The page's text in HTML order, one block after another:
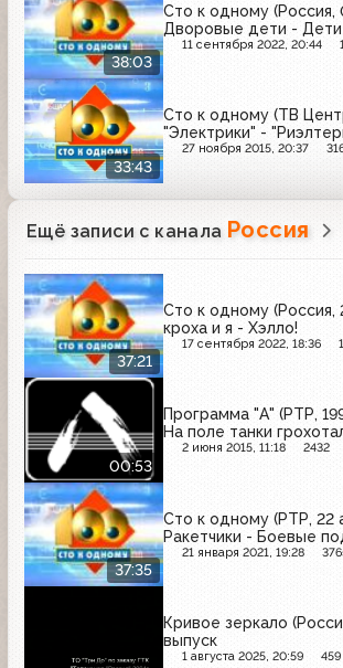
38:03
Сто к одному (Россия,
Дворовые дети - Дети
11 сентября 2022, 20:44
33:43
Сто к одному (ТВ
"Электрики" -
27 ноября 2015, 20:37
Ещё записи с канала Россия
37:21
Сто к одному (Россия,
кроха и я - Хэлло!
17 сентября 2022, 18:36
00:53
Программа "А" (РТР,
На поле танки
2 июня 2015, 11:18 2432
37:35
Сто к одному (РТР, 22
Ракетчики - Боевые
21 января 2021, 19:28
Кривое зеркало
выпуск
1 августа 2025, 20:59 459